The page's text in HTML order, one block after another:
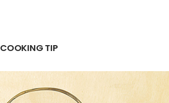
COOKING TIP